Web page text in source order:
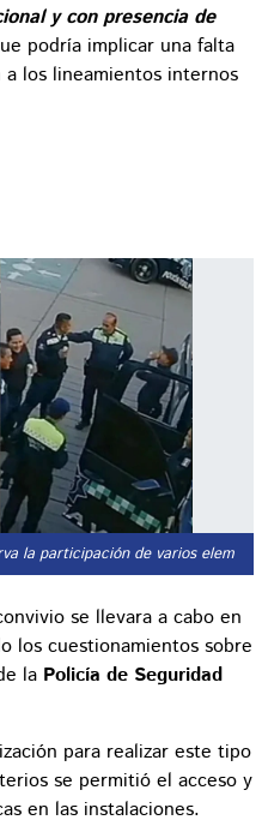
y con presencia de
podría implicar una falta
los lineamientos internos
la participación de varios
se llevara a cabo en
los cuestionamientos sobre
la Policía de Seguridad
para realizar este tipo
se permitió el acceso y
en las instalaciones.